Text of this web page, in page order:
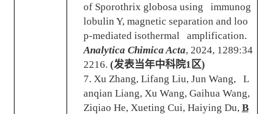
of Sporothrix globosa using immunog
lobulin Y, magnetic separation and loo
p-mediated isothermal amplification.
Analytica Chimica Acta, 2024, 1289:34
2216. (发表当年中科院1 区)
7. Xu Zhang, Lifang Liu, Jun Wang, L
anqian Liang, Xu Wang, Gaihua Wang,
Ziqiao He, Xueting Cui, Haiying Du, B